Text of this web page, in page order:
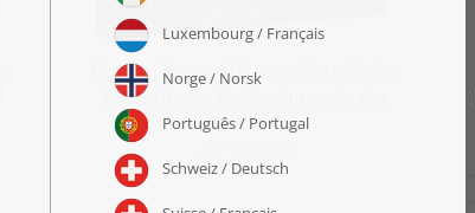
Puzzle „Bunte Häuser: Historische
Altstadt von Rothenburg ob der
Tauber“